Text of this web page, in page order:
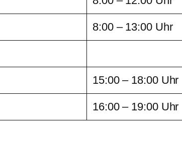
8:00 – 13:00 Uhr
15:00 – 18:00 Uhr
16:00 – 19:00 Uhr